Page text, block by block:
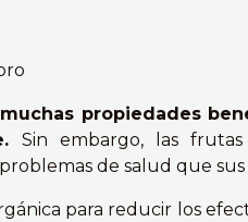
propiedades
Sin embargo, las
de salud que sus
para reducir los